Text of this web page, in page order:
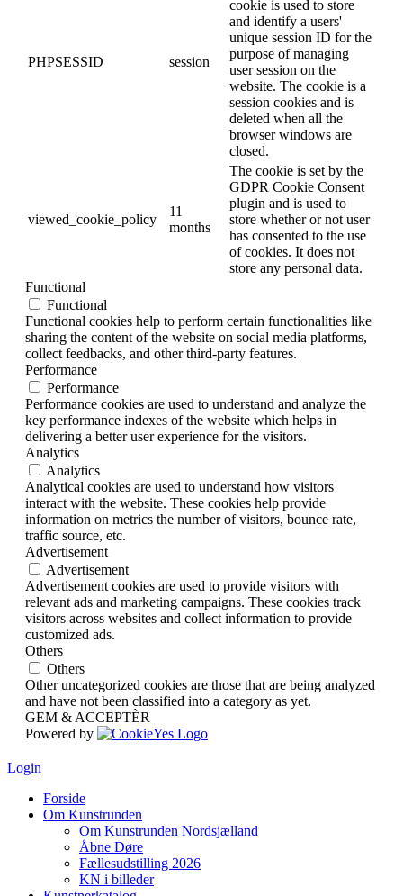
PHPSESSID session
cookie is used to store
and identify a users'
unique session ID for the
purpose of managing
user session on the
website. The cookie is a
session cookies and is
deleted when all the
browser windows are
closed.
viewed_cookie_policy
11
months
The cookie is set by the
GDPR Cookie Consent
plugin and is used to
store whether or not user
has consented to the use
of cookies. It does not
store any personal data.
Functional
Functional
Functional cookies help to perform certain functionalities like
sharing the content of the website on social media platforms,
collect feedbacks, and other third-party features.
Performance
Performance
Performance cookies are used to understand and analyze the
key performance indexes of the website which helps in
delivering a better user experience for the visitors.
Analytics
Analytics
Analytical cookies are used to understand how visitors
interact with the website. These cookies help provide
information on metrics the number of visitors, bounce rate,
traffic source, etc.
Advertisement
Advertisement
Advertisement cookies are used to provide visitors with
relevant ads and marketing campaigns. These cookies track
visitors across websites and collect information to provide
customized ads.
Others
Others
Other uncategorized cookies are those that are being analyzed
and have not been classified into a category as yet.
GEM & ACCEPTÈR
Powered by
Login
Forside
Om Kunstrunden
Om Kunstrunden Nordsjælland
Åbne Døre
Fællesudstilling 2026
KN i billeder